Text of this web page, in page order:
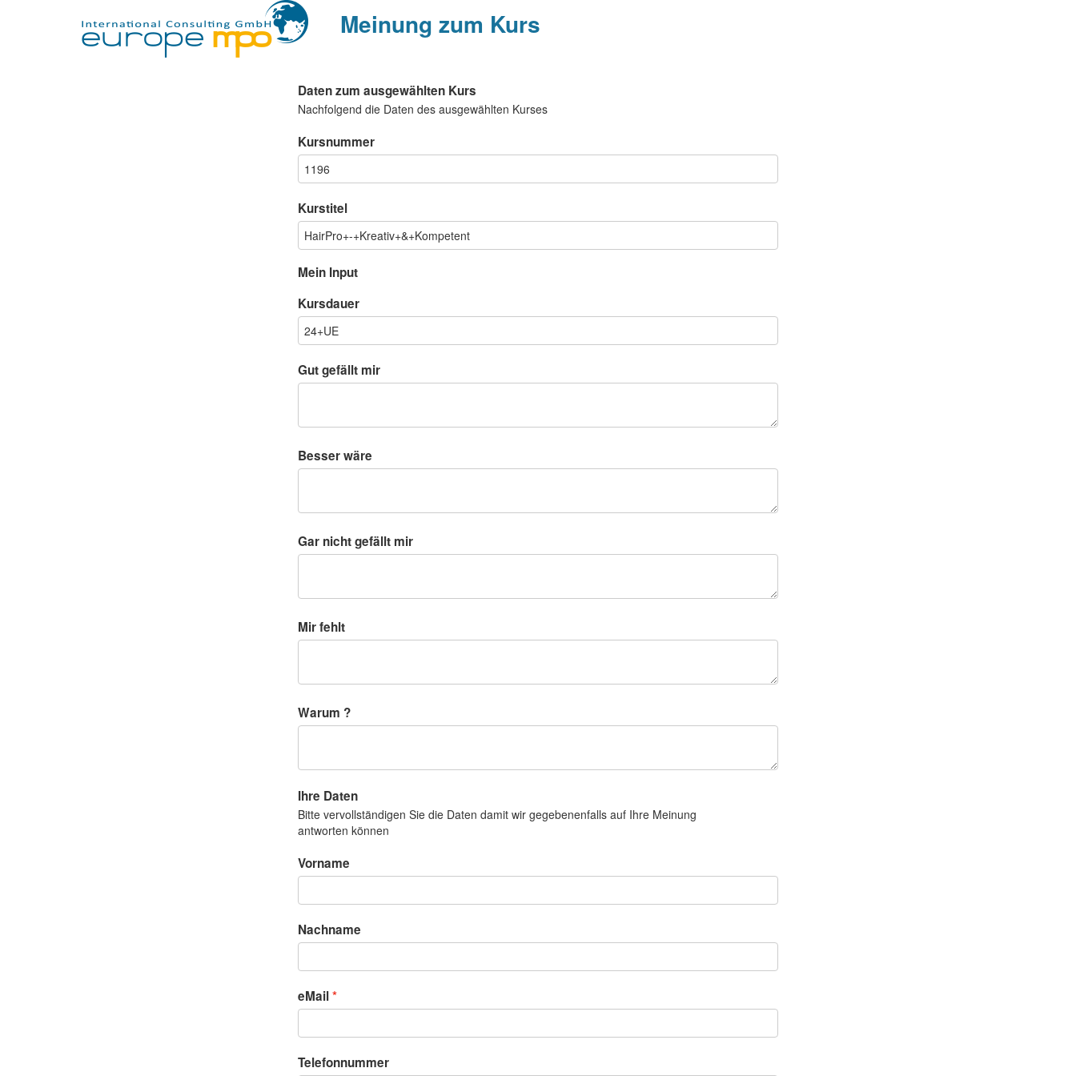
Meinung zum Kurs
Daten zum ausgewählten Kurs
Nachfolgend die Daten des ausgewählten Kurses
Kursnummer
Kurstitel
Mein Input
Kursdauer
Gut gefällt mir
Besser wäre
Gar nicht gefällt mir
Mir fehlt
Warum ?
Ihre Daten
Bitte vervollständigen Sie die Daten damit wir gegebenenfalls auf Ihre Meinung
antworten können
Vorname
Nachname
eMail
Telefonnummer